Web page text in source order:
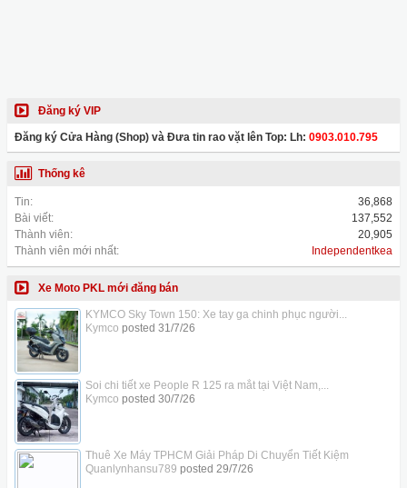
Đăng ký VIP
Đăng ký Cửa Hàng (Shop) và Đưa tin rao vặt lên Top: Lh: 0903.010.795
Thống kê
Tin:
36,868
Bài viết:
137,552
Thành viên:
20,905
Thành viên mới nhất:
Independentkea
Xe Moto PKL mới đăng bán
KYMCO Sky Town 150: Xe tay ga chinh phục người...
Kymco posted 31/7/26
Soi chi tiết xe People R 125 ra mắt tại Việt Nam,...
Kymco posted 30/7/26
Thuê Xe Máy TPHCM Giải Pháp Di Chuyển Tiết Kiệm
Quanlynhansu789 posted 29/7/26